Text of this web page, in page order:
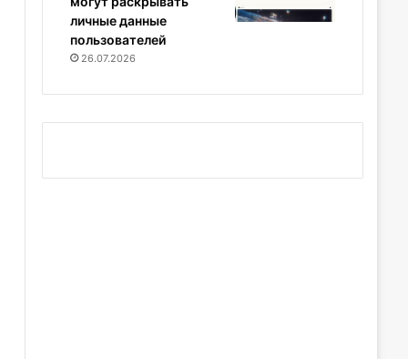
личные данные
пользователей
26.07.2026